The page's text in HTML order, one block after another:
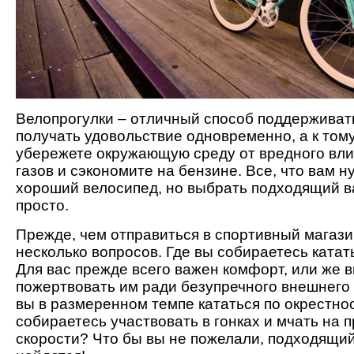
Велопрогулки – отличный способ
получать удовольствие одновременно, а к
убережете окружающую среду от вредного
газов и сэкономите на бензине. Все, что вам
хороший велосипед, но выбрать подходящий
просто.
Прежде, чем отправиться в спортивный
несколько вопросов. Где вы собираетесь
Для вас прежде всего важен комфорт, или же
пожертвовать им ради безупречного
вы в размеренном темпе кататься по
собираетесь участвовать в гонках и мчать на
скорости? Что бы вы не пожелали,